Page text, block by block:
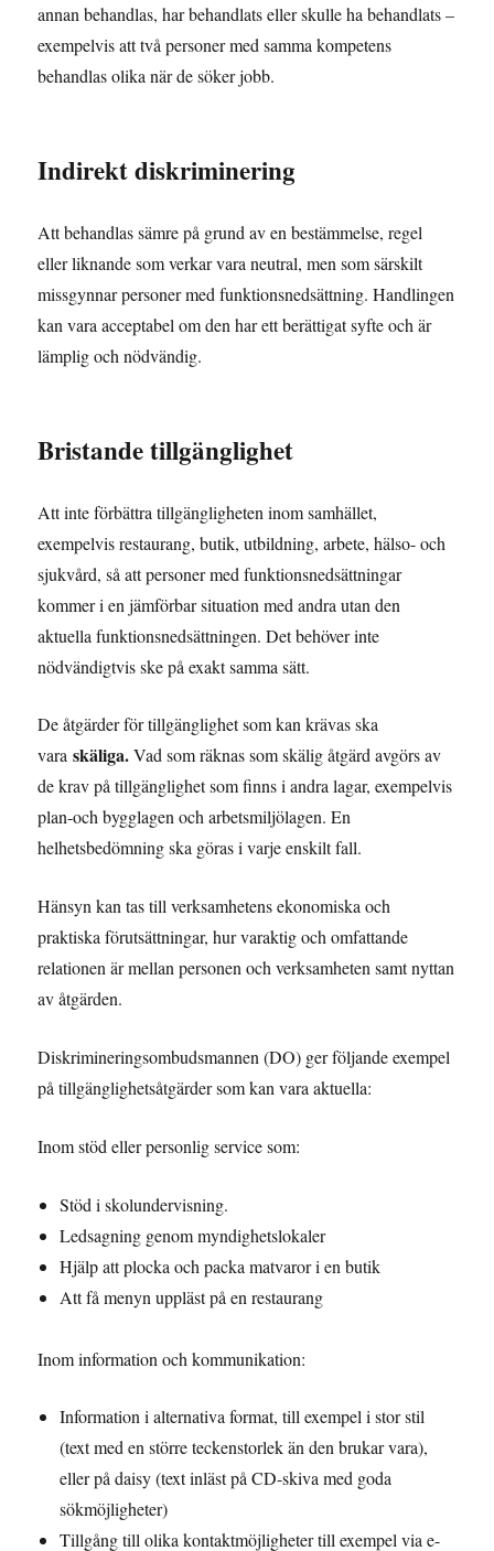
annan behandlas, har behandlats eller skulle ha behandlats –
exempelvis att två personer med samma kompetens
behandlas olika när de söker jobb.
Indirekt diskriminering
Att behandlas sämre på grund av en bestämmelse, regel
eller liknande som verkar vara neutral, men som särskilt
missgynnar personer med funktionsnedsättning. Handlingen
kan vara acceptabel om den har ett berättigat syfte och är
lämplig och nödvändig.
Bristande tillgänglighet
Att inte förbättra tillgängligheten inom samhället,
exempelvis restaurang, butik, utbildning, arbete, hälso- och
sjukvård, så att personer med funktionsnedsättningar
kommer i en jämförbar situation med andra utan den
aktuella funktionsnedsättningen. Det behöver inte
nödvändigtvis ske på exakt samma sätt.
De åtgärder för tillgänglighet som kan krävas ska
varaskäliga.Vad som räknas som skälig åtgärd avgörs av
de krav på tillgänglighet som finns i andra lagar, exempelvis
plan-och bygglagen och arbetsmiljölagen. En
helhetsbedömning ska göras i varje enskilt fall.
Hänsyn kan tas till verksamhetens ekonomiska och
praktiska förutsättningar, hur varaktig och omfattande
relationen är mellan personen och verksamheten samt nyttan
av åtgärden.
Diskrimineringsombudsmannen (DO) ger följande exempel
på tillgänglighetsåtgärder som kan vara aktuella:
Inom stöd eller personlig service som:
Stöd i skolundervisning.
Ledsagning genom myndighetslokaler
Hjälp att plocka och packa matvaror i en butik
Att få menyn uppläst på en restaurang
Inom information och kommunikation:
Information i alternativa format, till exempel i stor stil
(text med en större teckenstorlek än den brukar vara),
eller på daisy (text inläst på CD-skiva med goda
sökmöjligheter)
Tillgång till olika kontaktmöjligheter till exempel via e-